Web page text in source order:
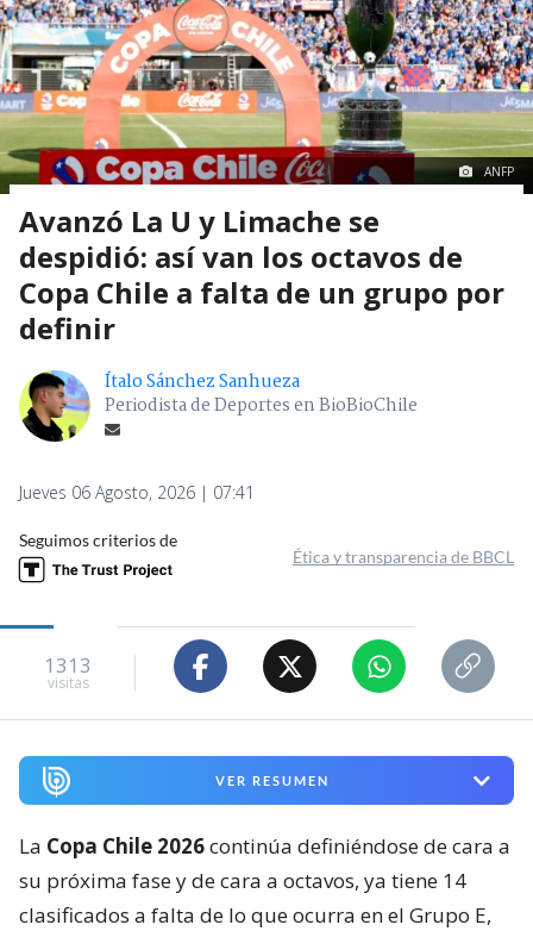
ANFP
Avanzó La U y Limache se
despidió: así van los octavos de
Copa Chile a falta de un grupo por
definir
Ítalo Sánchez Sanhueza
Periodista de Deportes en BioBioChile
Jueves 06 Agosto, 2026 | 07:41
Seguimos criterios de
Ética y transparencia de BBCL
1313
visitas
VER RESUMEN
La Copa Chile 2026continúa definiéndose de cara a
su próxima fase y de cara a octavos, ya tiene 14
clasificados a falta de lo que ocurra en el Grupo E,